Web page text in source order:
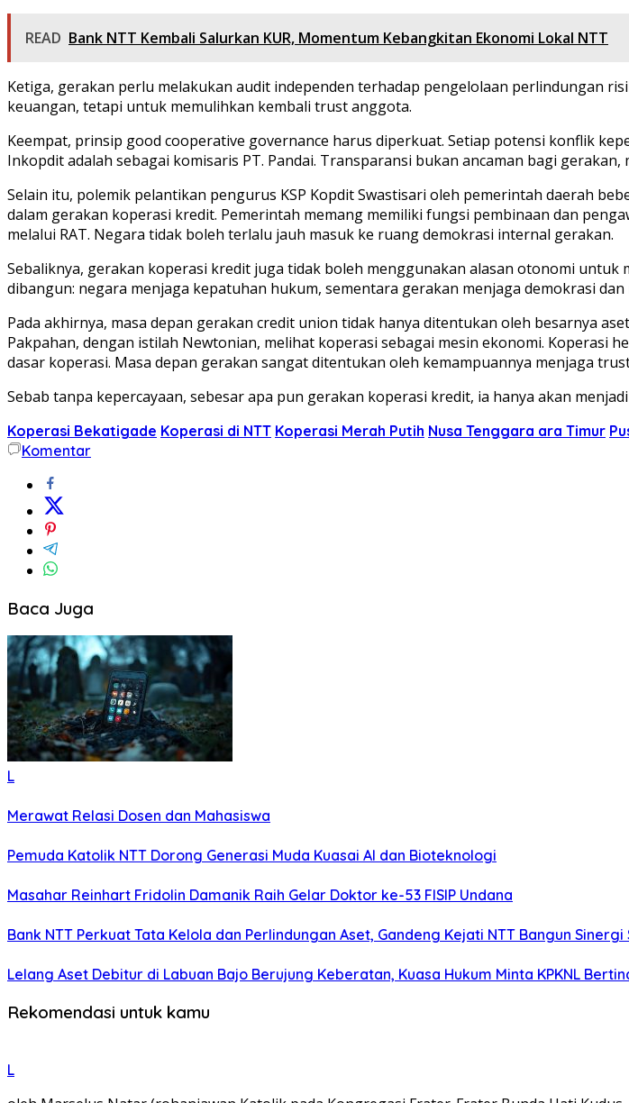
READ Bank NTT Kembali Salurkan KUR, Momentum Kebangkitan Ekonomi Lokal NTT
Ketiga, gerakan perlu melakukan audit independen terhadap pengelolaan perlindungan
keuangan, tetapi untuk memulihkan kembali trust anggota.
Keempat, prinsip good cooperative governance harus diperkuat. Setiap potensi konflik
Inkopdit adalah sebagai komisaris PT. Pandai. Transparansi bukan ancaman bagi
Selain itu, polemik pelantikan pengurus KSP Kopdit Swastisari oleh pemerintah daerah
dalam gerakan koperasi kredit. Pemerintah memang memiliki fungsi pembinaan dan
melalui RAT. Negara tidak boleh terlalu jauh masuk ke ruang demokrasi internal gerakan.
Sebaliknya, gerakan koperasi kredit juga tidak boleh menggunakan alasan otonomi
dibangun: negara menjaga kepatuhan hukum, sementara gerakan menjaga demokrasi
Pada akhirnya, masa depan gerakan credit union tidak hanya ditentukan oleh besarnya
Pakpahan, dengan istilah Newtonian, melihat koperasi sebagai mesin ekonomi. Koperasi
dasar koperasi. Masa depan gerakan sangat ditentukan oleh kemampuannya menjaga
Sebab tanpa kepercayaan, sebesar apa pun gerakan koperasi kredit, ia hanya akan
Koperasi Bekatigade Koperasi di NTT Koperasi Merah Putih Nusa Tenggara ara Timur
Komentar
Baca Juga
L
Merawat Relasi Dosen dan Mahasiswa
Pemuda Katolik NTT Dorong Generasi Muda Kuasai AI dan Bioteknologi
Masahar Reinhart Fridolin Damanik Raih Gelar Doktor ke-53 FISIP Undana
Bank NTT Perkuat Tata Kelola dan Perlindungan Aset, Gandeng Kejati NTT Bangun
Lelang Aset Debitur di Labuan Bajo Berujung Keberatan, Kuasa Hukum Minta KPKNL
Rekomendasi untuk kamu
L